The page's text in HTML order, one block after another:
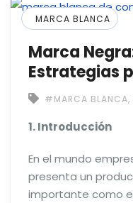
MARCA BLANCA
Marca
Estrategias
#MARCA BLANCA,
1. Introducción
En el mundo
presenta un
importante como